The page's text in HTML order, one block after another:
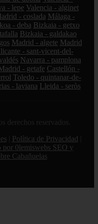
- lepe Valencia - alginet
- coslada Málaga -
- deba Bizkaia - getxo
Bizkaia - galdakao
Madrid - algete Madrid
- sant-vicent-del-
Navarra - pamplona
- getafe Castellón -
Toledo - quintanar-de-
- laviana Lleida - seròs
derechos reservados.
Política de Privacidad
por 0lemiswebs SEO y
Cabañuelas